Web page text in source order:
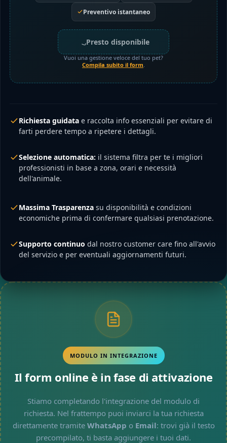
Preventivo istantaneo
Presto disponibile
Vuoi una gestione veloce del tuo pet?
Compila subito il form
Richiesta guidata e raccolta info essenziali per evitare di
farti perdere tempo a ripetere i dettagli.
Selezione automatica: il sistema filtra per te i migliori
professionisti in base a zona, orari e necessità
dell'animale.
Massima Trasparenza su disponibilità e condizioni
economiche prima di confermare qualsiasi prenotazione.
Supporto continuo dal nostro customer care fino all'avvio
del servizio e per eventuali aggiornamenti futuri.
MODULO IN INTEGRAZIONE
Il form online è in fase di attivazione
Stiamo completando l'integrazione del modulo di
richiesta. Nel frattempo puoi inviarci la tua richiesta
direttamente tramite WhatsApp o Email: trovi già il testo
precompilato, ti basta aggiungere i tuoi dati.